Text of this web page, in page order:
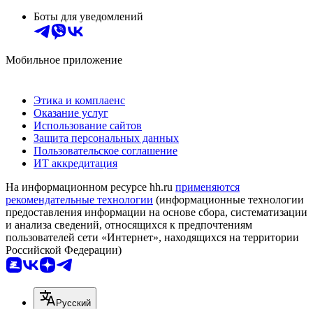
Боты для уведомлений
Мобильное приложение
Этика и комплаенс
Оказание услуг
Использование сайтов
Защита персональных данных
Пользовательское соглашение
ИТ аккредитация
На информационном ресурсе hh.ru применяются
рекомендательные технологии (информационные технологии
предоставления информации на основе сбора, систематизации
и анализа сведений, относящихся к предпочтениям
пользователей сети «Интернет», находящихся на территории
Российской Федерации)
Русский